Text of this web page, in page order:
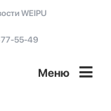
WEIPU
55-49
Меню